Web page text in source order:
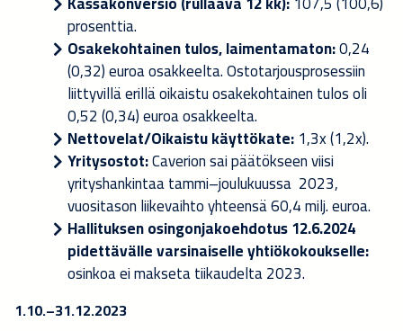
prosenttia.
Osakekohtainen tulos, laimentamaton:0,24
(0,32) euroa osakkeelta. Ostotarjousprosessiin
liittyvillä erillä oikaistu osakekohtainen tulos oli
0,52 (0,34) euroa osakkeelta.
Nettovelat/Oikaistu käyttökate:1,3x (1,2x).
Yritysostot:Caverion sai päätökseen viisi
yrityshankintaa tammi–joulukuussa 2023,
vuositason liikevaihto yhteensä 60,4 milj. euroa.
Hallituksen osingonjakoehdotus 12.6.2024
pidettävälle varsinaiselle yhtiökokoukselle:
osinkoa ei makseta tiikaudelta 2023.
1.10.–31.12.2023